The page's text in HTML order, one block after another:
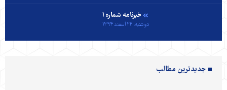
خبرنامه شماره ۱
دوشنبه، ۲۴ اسفند ۱۳۹۴
جدیدترین مطالب